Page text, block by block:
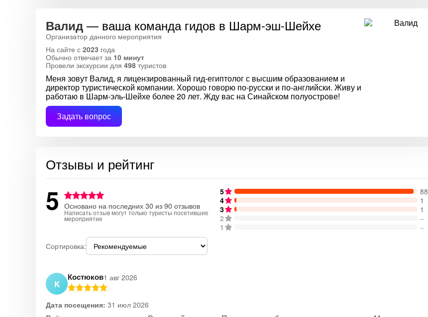
Валид — ваша команда гидов в Шарм-эш-Шейхе
Организатор данного мероприятия
На сайте с 2023 года
Обычно отвечает за 10 минут
Провели экскурсии для 498 туристов
Меня зовут Валид, я лицензированный гид-египтолог с высшим образованием и
директор туристической компании. Хорошо говорю по-русски и по-английски. Живу и
работаю в Шарм-эль-Шейхе более 20 лет. Жду вас на Синайском полуострове!
Задать вопрос
Отзывы и рейтинг
5 Основано на последних 30 из 90 отзывов
Написать отзыв могут только туристы посетившие
мероприятие
5
88
4
1
3
1
2
–
1
–
Сортировка:
К
Костюков1 авг 2026
Дата посещения: 31 июл 2026